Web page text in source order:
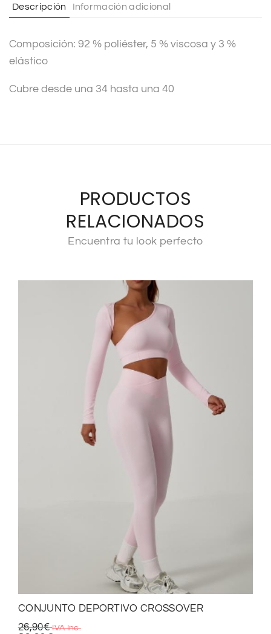
i
e
:
Descripción Información adicional
Composición: 92 % poliéster, 5 % viscosa y 3 %
elástico
Cubre desde una 34 hasta una 40
PRODUCTOS
RELACIONADOS
Encuentra tu look perfecto
CONJUNTO DEPORTIVO CROSSOVER
26,90€ IVA Inc.